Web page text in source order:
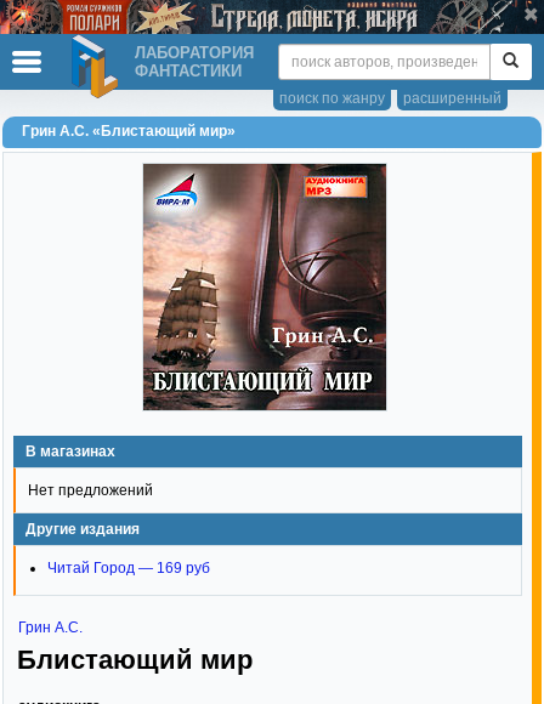
ЛАБОРАТОРИЯ
ФАНТАСТИКИ
расширенный
поиск по жанру
Грин А.С. «Блистающий мир»
В магазинах
Нет предложений
Другие издания
Читай Город — 169 руб
Грин А.С.
Блистающий мир